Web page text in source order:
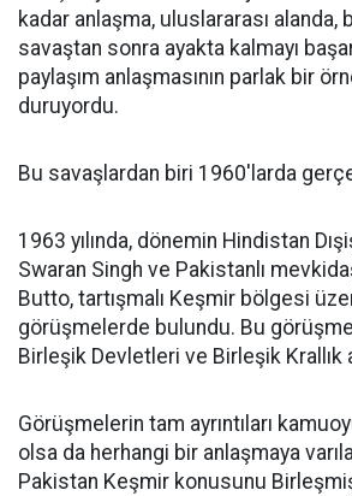
kadar anlaşma, uluslararası alanda,
savaştan sonra ayakta kalmayı
paylaşım anlaşmasının parlak bir
duruyordu.
Bu savaşlardan biri 1960'larda
1963 yılında, dönemin Hindistan
Swaran Singh ve Pakistanlı
Butto, tartışmalı Keşmir bölgesi
görüşmelerde bulundu. Bu
Birleşik Devletleri ve Birleşik Krallık
Görüşmelerin tam ayrıntıları
olsa da herhangi bir anlaşmaya
Pakistan Keşmir konusunu